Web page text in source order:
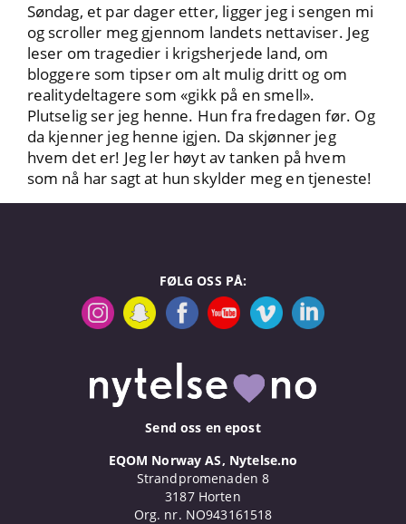
Søndag, et par dager etter, ligger jeg i sengen mi
og scroller meg gjennom landets nettaviser. Jeg
leser om tragedier i krigsherjede land, om
bloggere som tipser om alt mulig dritt og om
realitydeltagere som «gikk på en smell».
Plutselig ser jeg henne. Hun fra fredagen før. Og
da kjenner jeg henne igjen. Da skjønner jeg
hvem det er! Jeg ler høyt av tanken på hvem
som nå har sagt at hun skylder meg en tjeneste!
FØLG OSS PÅ:
Send oss en epost
EQOM Norway AS, Nytelse.no
Strandpromenaden 8
3187 Horten
Org. nr. NO943161518